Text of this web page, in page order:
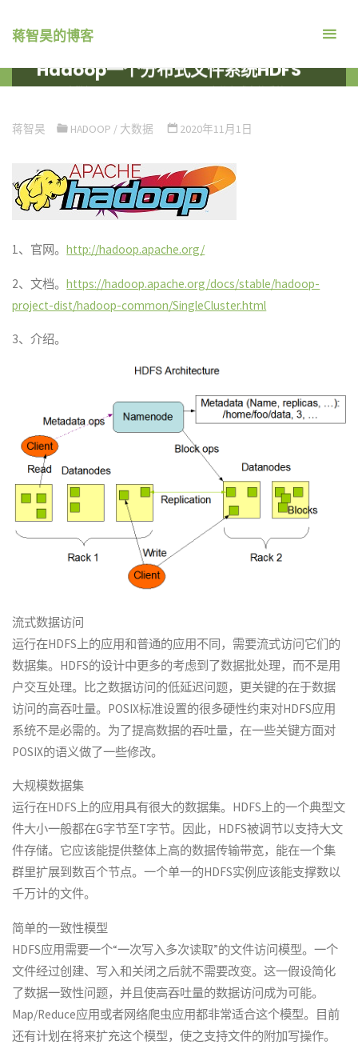
蒋智昊的博客
Hadoop一个分布式文件系统HDFS
蒋智昊 HADOOP / 大数据 2020年11月1日
1、官网。http://hadoop.apache.org/
2、文档。https://hadoop.apache.org/docs/stable/hadoop-
project-dist/hadoop-common/SingleCluster.html
3、介绍。
流式数据访问
运行在HDFS上的应用和普通的应用不同，需要流式访问它们的
数据集。HDFS的设计中更多的考虑到了数据批处理，而不是用
户交互处理。比之数据访问的低延迟问题，更关键的在于数据
访问的高吞吐量。POSIX标准设置的很多硬性约束对HDFS应用
系统不是必需的。为了提高数据的吞吐量，在一些关键方面对
POSIX的语义做了一些修改。
大规模数据集
运行在HDFS上的应用具有很大的数据集。HDFS上的一个典型文
件大小一般都在G字节至T字节。因此，HDFS被调节以支持大文
件存储。它应该能提供整体上高的数据传输带宽，能在一个集
群里扩展到数百个节点。一个单一的HDFS实例应该能支撑数以
千万计的文件。
简单的一致性模型
HDFS应用需要一个“一次写入多次读取”的文件访问模型。一个
文件经过创建、写入和关闭之后就不需要改变。这一假设简化
了数据一致性问题，并且使高吞吐量的数据访问成为可能。
Map/Reduce应用或者网络爬虫应用都非常适合这个模型。目前
还有计划在将来扩充这个模型，使之支持文件的附加写操作。